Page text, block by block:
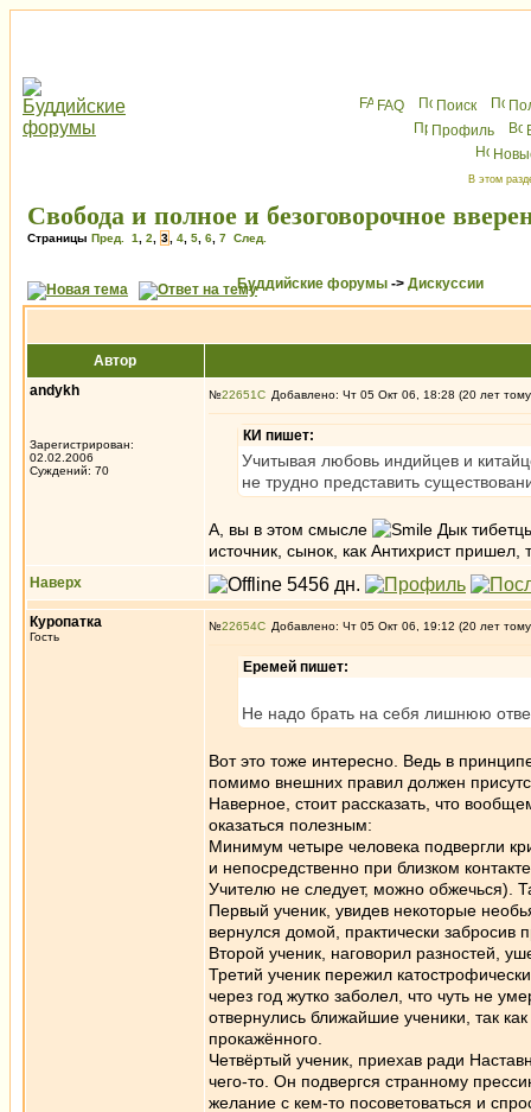
FAQ Поиск
Профиль
В этом
Свобода и полное и безоговорочное
Страницы Пред. 1 2 3 4 5 6 7 След.
Буддийские форумы -> Дискуссии
Автор
andykh
Зарегистрирован:
02.02.2006
Суждений: 70
№22651 Добавлено: Чт 05 Окт 06, 18:28 (20 лет
КИ пишет:
Учитывая любовь индийцев и
не трудно представить
А, вы в этом смысле
Дык
источник, сынок, как Антихрист пришел,
Наверх
Куропатка
Гость
№22654 Добавлено: Чт 05 Окт 06, 19:12 (20 лет
Еремей пишет:
Не надо брать на себя лишнюю
Вот это тоже интересно. Ведь в
помимо внешних правил должен
Наверное, стоит рассказать, что
оказаться полезным:
Минимум четыре человека подвергли
и непосредственно при близком
Учителю не следует, можно обжечься).
Первый ученик, увидев некоторые
вернулся домой, практически забросив
Второй ученик, наговорил разностей,
Третий ученик пережил
через год жутко заболел, что чуть не
отвернулись ближайшие ученики, так
прокажённого.
Четвёртый ученик, приехав ради
чего-то. Он подвергся странному
желание с кем-то посоветоваться и